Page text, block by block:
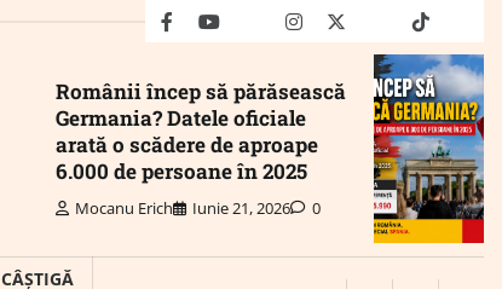
facebookyoutubeMailinstagram
twitter truthtiktok
Românii încep să părăsească
Germania? Datele oficiale
arată o scădere de aproape
6.000 de persoane în 2025
Mocanu Erich Iunie 21, 2026 0
CÂȘTIGĂ